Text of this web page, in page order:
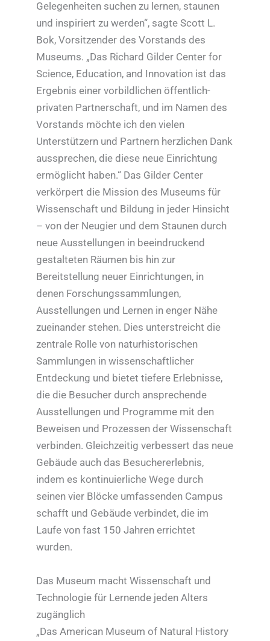
Gelegenheiten suchen zu lernen, staunen
und inspiriert zu werden“, sagte Scott L.
Bok, Vorsitzender des Vorstands des
Museums. „Das Richard Gilder Center for
Science, Education, and Innovation ist das
Ergebnis einer vorbildlichen öffentlich-
privaten Partnerschaft, und im Namen des
Vorstands möchte ich den vielen
Unterstützern und Partnern herzlichen Dank
aussprechen, die diese neue Einrichtung
ermöglicht haben.“ Das Gilder Center
verkörpert die Mission des Museums für
Wissenschaft und Bildung in jeder Hinsicht
– von der Neugier und dem Staunen durch
neue Ausstellungen in beeindruckend
gestalteten Räumen bis hin zur
Bereitstellung neuer Einrichtungen, in
denen Forschungssammlungen,
Ausstellungen und Lernen in enger Nähe
zueinander stehen. Dies unterstreicht die
zentrale Rolle von naturhistorischen
Sammlungen in wissenschaftlicher
Entdeckung und bietet tiefere Erlebnisse,
die die Besucher durch ansprechende
Ausstellungen und Programme mit den
Beweisen und Prozessen der Wissenschaft
verbinden. Gleichzeitig verbessert das neue
Gebäude auch das Besuchererlebnis,
indem es kontinuierliche Wege durch
seinen vier Blöcke umfassenden Campus
schafft und Gebäude verbindet, die im
Laufe von fast 150 Jahren errichtet
wurden.
Das Museum macht Wissenschaft und
Technologie für Lernende jeden Alters
zugänglich
„Das American Museum of Natural History